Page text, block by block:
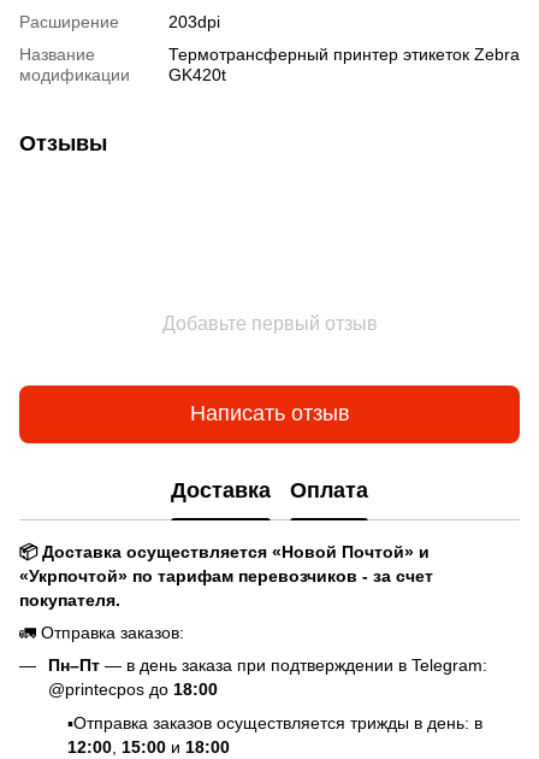
Расширение
203dpi
Название
модификации
Термотрансферный принтер этикеток Zebra
GK420t
Отзывы
Добавьте первый отзыв
Написать отзыв
Доставка Оплата
📦 Доставка осуществляется «Новой Почтой» и
«Укрпочтой» по тарифам перевозчиков - за счет
покупателя.
🚛 Отправка заказов:
Пн–Пт — в день заказа при подтверждении в Telegram:
@printecpos до 18:00
▪️Отправка заказов осуществляется трижды в день: в
12:00 15:00 и 18:00